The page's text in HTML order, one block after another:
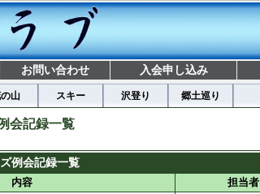
お問い合わせ 入会申し込み
山 スキー 沢登り 郷土巡り
会記録一覧
例会記録一覧
内容 担当者